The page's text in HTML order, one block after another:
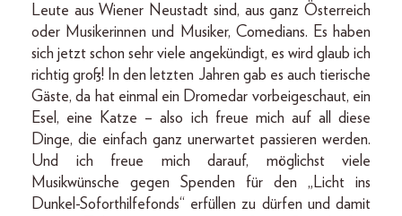
Leute aus Wiener Neustadt sind, aus ganz Österreich
oder Musikerinnen und Musiker, Comedians. Es haben
sich jetzt schon sehr viele angekündigt, es wird glaub ich
richtig groß! In den letzten Jahren gab es auch tierische
Gäste, da hat einmal ein Dromedar vorbeigeschaut, ein
Esel, eine Katze – also ich freue mich auf all diese
Dinge, die einfach ganz unerwartet passieren werden.
Und ich freue mich darauf, möglichst viele
Musikwünsche gegen Spenden für den „Licht ins
Dunkel-Soforthilfefonds“ erfüllen zu dürfen und damit